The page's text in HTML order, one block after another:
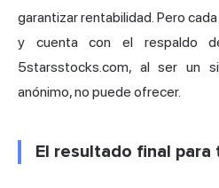
garantizar rentabilidad. Pero
y cuenta con el respaldo
5starsstocks.com, al ser un
anónimo, no puede ofrecer.
El resultado final